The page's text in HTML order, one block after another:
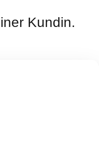
Kundin.